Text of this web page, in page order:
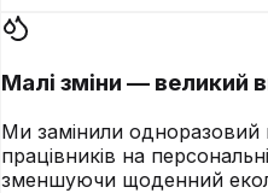
Малі зміни — великий
Ми замінили
працівників на
зменшуючи щоденний